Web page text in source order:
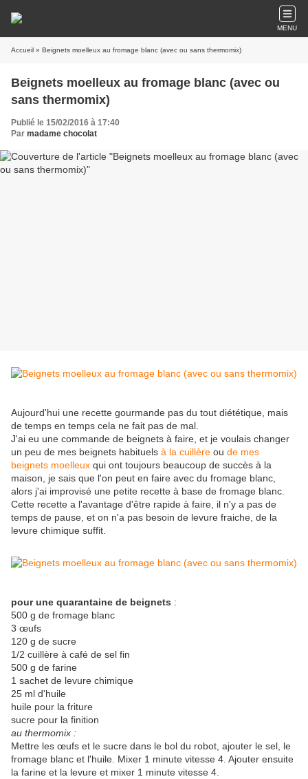
MENU
Accueil » Beignets moelleux au fromage blanc (avec ou sans thermomix)
Beignets moelleux au fromage blanc (avec ou
sans thermomix)
Publié le 15/02/2016 à 17:40
Par madame chocolat
Aujourd'hui une recette gourmande pas du tout diététique, mais
de temps en temps cela ne fait pas de mal.
J'ai eu une commande de beignets à faire, et je voulais changer
un peu de mes beignets habituels à la cuillère ou de mes
beignets moelleux qui ont toujours beaucoup de succès à la
maison, je sais que l'on peut en faire avec du fromage blanc,
alors j'ai improvisé une petite recette à base de fromage blanc.
Cette recette a l'avantage d'être rapide à faire, il n'y a pas de
temps de pause, et on n'a pas besoin de levure fraiche, de la
levure chimique suffit.
pour une quarantaine de beignets :
500 g de fromage blanc
3 œufs
120 g de sucre
1/2 cuillère à café de sel fin
500 g de farine
1 sachet de levure chimique
25 ml d'huile
huile pour la friture
sucre pour la finition
au thermomix :
Mettre les œufs et le sucre dans le bol du robot, ajouter le sel, le
fromage blanc et l'huile. Mixer 1 minute vitesse 4. Ajouter ensuite
la farine et la levure et mixer 1 minute vitesse 4.